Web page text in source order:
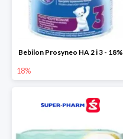
Bebilon Prosyneo HA 2 i 3 - 18%
18%